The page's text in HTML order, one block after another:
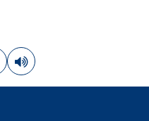
ImprimirLeer contenido